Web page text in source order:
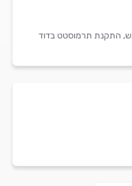
התקנת תרמוסטט בדוד